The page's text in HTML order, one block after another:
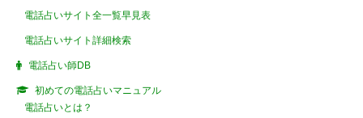
電話占いサイト全一覧早見表
電話占いサイト詳細検索
電話占い師DB
初めての電話占いマニュアル
電話占いとは？